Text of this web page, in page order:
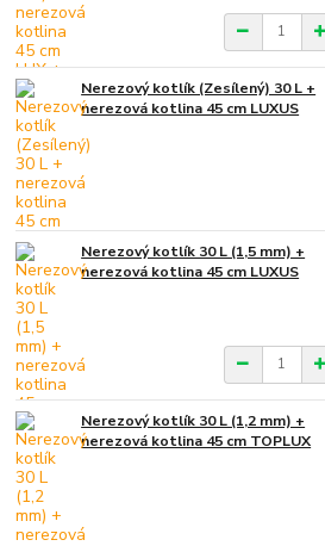
Nerezový kotlík (Zesílený) 30 L +
nerezová kotlina 45 cm LUXUS
Nerezový kotlík 30 L (1,5 mm) +
nerezová kotlina 45 cm LUXUS
Nerezový kotlík 30 L (1,2 mm) +
nerezová kotlina 45 cm TOPLUX